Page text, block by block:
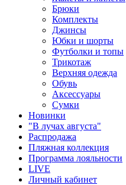
Брюки
Комплекты
Джинсы
Юбки и шорты
Футболки и топы
Трикотаж
Верхняя одежда
Обувь
Аксессуары
Сумки
Новинки
"В лучах августа"
Распродажа
Пляжная коллекция
Программа лояльности
LIVE
Личный кабинет